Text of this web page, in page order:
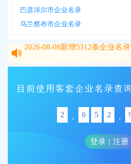
巴彦淖尔市企业名录
乌兰察布市企业名录
新增 条企业名
新增 条企业名
目前使用客套企业名录查
2 , 6 5 2 ,
登录 | 注册